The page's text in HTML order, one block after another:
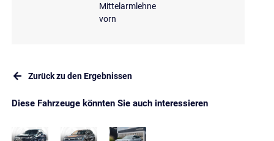
Mittelarmlehne
vorn
Zurück zu den Ergebnissen
Diese Fahrzeuge könnten Sie auch interessieren